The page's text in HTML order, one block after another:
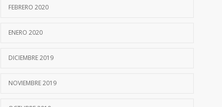
FEBRERO 2020
ENERO 2020
DICIEMBRE 2019
NOVIEMBRE 2019